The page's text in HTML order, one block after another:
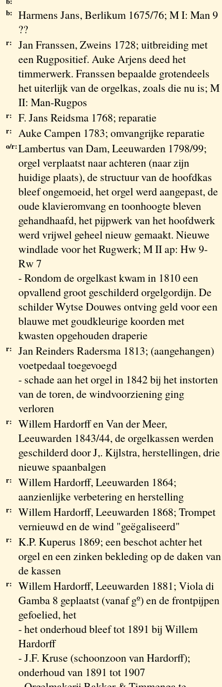
b:
Harmens Jans, Berlikum 1675/76; M I: Man 9
??
r:
Jan Franssen, Zweins 1728; uitbreiding met
een Rugpositief. Auke Arjens deed het
timmerwerk. Franssen bepaalde grotendeels
het uiterlijk van de orgelkas, zoals die nu is; M
II: Man-Rugpos
r: F. Jans Reidsma 1768; reparatie
r: Auke Campen 1783; omvangrijke reparatie
o/r:Lambertus van Dam, Leeuwarden 1798/99;
orgel verplaatst naar achteren (naar zijn
huidige plaats), de structuur van de hoofdkas
bleef ongemoeid, het orgel werd aangepast, de
oude klavieromvang en toonhoogte bleven
gehandhaafd, het pijpwerk van het hoofdwerk
werd vrijwel geheel nieuw gemaakt. Nieuwe
windlade voor het Rugwerk; M II ap: Hw 9-
Rw 7
- Rondom de orgelkast kwam in 1810 een
opvallend groot geschilderd orgelgordijn. De
schilder Wytse Douwes ontving geld voor een
blauwe met goudkleurige koorden met
kwasten opgehouden draperie
r:
Jan Reinders Radersma 1813; (aangehangen)
voetpedaal toegevoegd
- schade aan het orgel in 1842 bij het instorten
van de toren, de windvoorziening ging
verloren
r:
Willem Hardorff en Van der Meer,
Leeuwarden 1843/44, de orgelkassen werden
geschilderd door J,. Kijlstra, herstellingen, drie
nieuwe spaanbalgen
r:
Willem Hardorff, Leeuwarden 1864;
aanzienlijke verbetering en herstelling
r:
Willem Hardorff, Leeuwarden 1868; Trompet
vernieuwd en de wind "geëgaliseerd"
r:
K.P. Kuperus 1869; een beschot achter het
orgel en een zinken bekleding op de daken van
de kassen
r:
Willem Hardorff, Leeuwarden 1881; Viola di
Gamba 8 geplaatst (vanaf gº) en de frontpijpen
gefoelied, het
- het onderhoud bleef tot 1891 bij Willem
Hardorff
- J.F. Kruse (schoonzoon van Hardorff);
onderhoud van 1891 tot 1907